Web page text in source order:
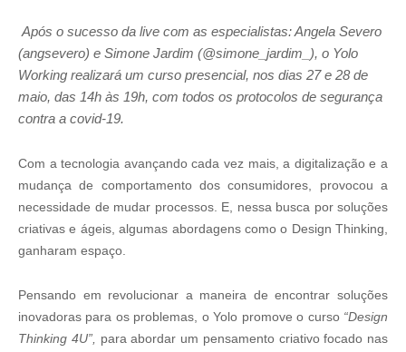
Após o sucesso da live com as especialistas: Angela Severo
(angsevero) e Simone Jardim (@simone_jardim_), o Yolo
Working realizará um curso presencial, nos dias 27 e 28 de
maio, das 14h às 19h, com todos os protocolos de segurança
contra a covid-19.
Com a tecnologia avançando cada vez mais, a digitalização e a
mudança de comportamento dos consumidores, provocou a
necessidade de mudar processos. E, nessa busca por soluções
criativas e ágeis, algumas abordagens como o Design Thinking,
ganharam espaço.
Pensando em revolucionar a maneira de encontrar soluções
inovadoras para os problemas, o Yolo promove o curso “Design
Thinking 4U”,
para abordar um pensamento criativo focado nas